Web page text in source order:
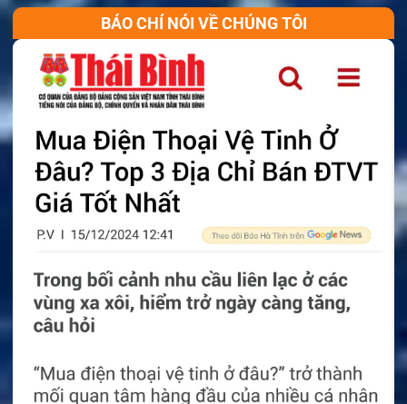
BÁO CHÍ NÓI VỀ CHÚNG TÔI